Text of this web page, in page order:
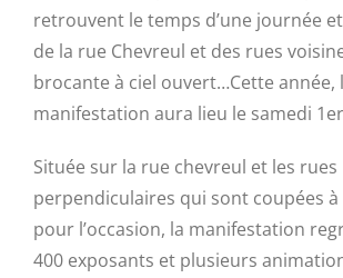
retrouvent le temps d’une journée
de la rue Chevreul et des rues
brocante à ciel ouvert…Cette année,
manifestation aura lieu le samedi
Située sur la rue chevreul et les rues
perpendiculaires qui sont coupées
pour l’occasion, la manifestation
400 exposants et plusieurs